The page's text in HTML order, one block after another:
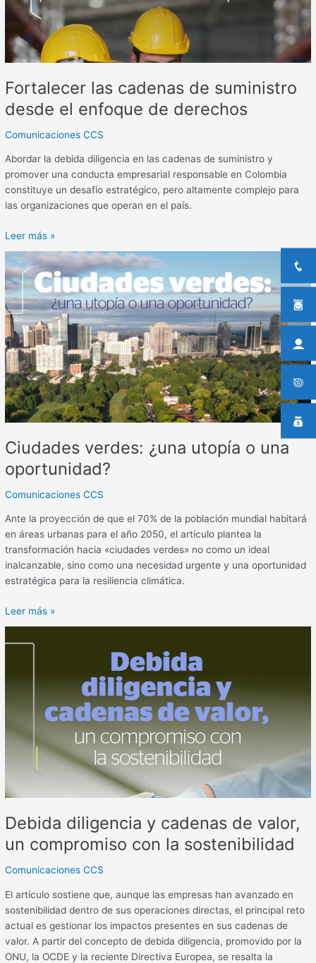
Fortalecer las cadenas de suministro
desde el enfoque de derechos
Comunicaciones CCS
Abordar la debida diligencia en las cadenas de suministro y
promover una conducta empresarial responsable en Colombia
constituye un desafío estratégico, pero altamente complejo para
las organizaciones que operan en el país.
enfoque
derechos
Leer más »
Ciudades verdes: ¿una utopía o una
oportunidad?
Comunicaciones CCS
Ante la proyección de que el 70% de la población mundial habitará
en áreas urbanas para el año 2050, el artículo plantea la
transformación hacia «ciudades verdes» no como un ideal
inalcanzable, sino como una necesidad urgente y una oportunidad
estratégica para la resiliencia climática.
Ciudades
verdes:
¿una
utopía
o
una
oportunidad?
Leer más »
Debida diligencia y cadenas de valor,
un compromiso con la sostenibilidad
Comunicaciones CCS
El artículo sostiene que, aunque las empresas han avanzado en
sostenibilidad dentro de sus operaciones directas, el principal reto
actual es gestionar los impactos presentes en sus cadenas de
valor. A partir del concepto de debida diligencia, promovido por la
ONU, la OCDE y la reciente Directiva Europea, se resalta la
compromiso
sostenibilidad